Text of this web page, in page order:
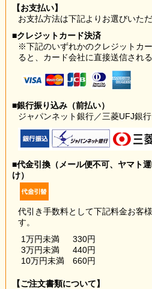
【お支払い】
お支払方法は下記よりお選びいただ
■クレジットカード決済
※下記のいずれかのクレジットカ
ると、カード会社に直接送信され
■銀行振り込み（前払い）
ジャパンネット銀行／三菱UFJ銀行
■代金引換（メール便不可、ヤマト
け）
代引き手数料として下記料金お客
す。
1万円未満
330円
3万円未満
440円
10万円未満
660円
【ご注文書類について】